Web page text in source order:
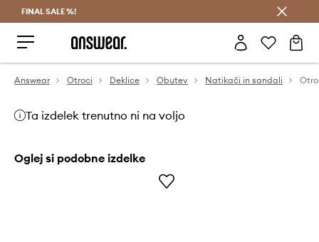
FINAL SALE %!
Answear Otroci Deklice Obutev Natikači in sandali
Ta izdelek trenutno ni na voljo
Oglej si podobne izdelke